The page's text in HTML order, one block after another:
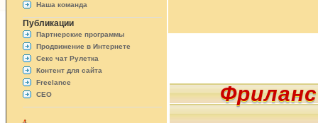
Наша команда
Публикации
Партнерские программы
Продвижение в Интернете
Секс чат Рулетка
Контент для сайта
Freelance
СЕО